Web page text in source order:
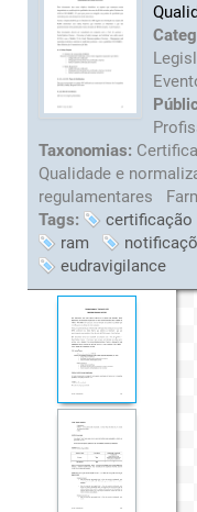
Taxonomias:
Qualidade e
regulamentares
Tags:
certificação
ram
eudravigilance